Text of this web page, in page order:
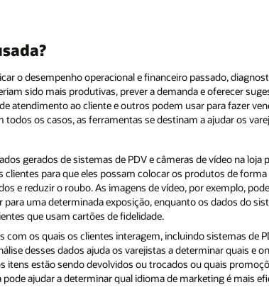
o desempenho operacional e financeiro passado,
sido mais produtivas, prever a demanda e oferecer
atendimento ao cliente e outros podem usar para fazer
os casos, as ferramentas se destinam a ajudar os
gerados de sistemas de PDV e câmeras de vídeo na loja
clientes para que eles possam colocar os produtos de
e reduzir o roubo. As imagens de vídeo, por exemplo,
uma determinada exposição, enquanto os dados do
que usam cartões de fidelidade.
com os quais os clientes interagem, incluindo sistemas de
desses dados ajuda os varejistas a determinar quais e
itens estão sendo devolvidos ou trocados ou quais
ajudar a determinar qual idioma de marketing é mais